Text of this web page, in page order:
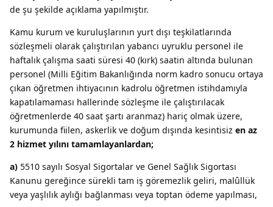
de şu şekilde açıklama yapılmıştır.
Kamu kurum ve kuruluşlarının yurt dışı teşkilatlarında
sözleşmeli olarak çalıştırılan yabancı uyruklu personel ile
haftalık çalışma saati süresi 40 (kırk) saatin altında bulunan
personel (Milli Eğitim Bakanlığında norm kadro sonucu ortaya
çıkan öğretmen ihtiyacının kadrolu öğretmen istihdamıyla
kapatılamaması hallerinde sözleşme ile çalıştırılacak
öğretmenlerde 40 saat şartı aranmaz) hariç olmak üzere,
kurumunda fiilen, askerlik ve doğum dışında kesintisiz en az
2 hizmet yılını tamamlayanlardan;
a) 5510 sayılı Sosyal Sigortalar ve Genel Sağlık Sigortası
Kanunu gereğince sürekli tam iş göremezlik geliri, malûllük
veya yaşlılık aylığı bağlanması veya toptan ödeme yapılması,